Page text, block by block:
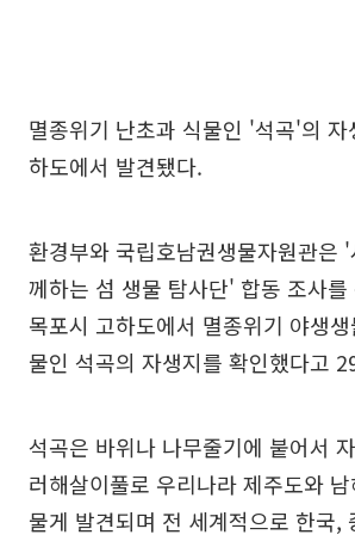
멸종위기 난초과 식물인 '석곡'의 자
하도에서 발견됐다.
환경부와 국립호남권생물자원관은
께하는 섬 생물 탐사단' 합동 조사를
목포시 고하도에서 멸종위기 야생
물인 석곡의 자생지를 확인했다고
석곡은 바위나 나무줄기에 붙어서
러해살이풀로 우리나라 제주도와
물게 발견되며 전 세계적으로 한국,